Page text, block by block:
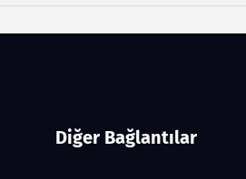
Diğer Bağlantılar